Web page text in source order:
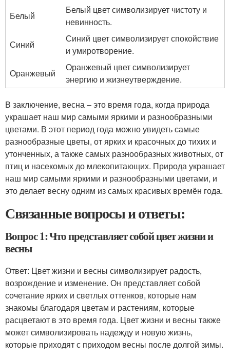
Белый
Белый цвет символизирует чистоту и
невинность.
Синий
Синий цвет символизирует спокойствие
и умиротворение.
Оранжевый
Оранжевый цвет символизирует
энергию и жизнеутверждение.
В заключение, весна – это время года, когда природа
украшает наш мир самыми яркими и разнообразными
цветами. В этот период года можно увидеть самые
разнообразные цветы, от ярких и красочных до тихих и
утонченных, а также самых разнообразных животных, от
птиц и насекомых до млекопитающих. Природа украшает
наш мир самыми яркими и разнообразными цветами, и
это делает весну одним из самых красивых времён года.
Связанные вопросы и ответы:
Вопрос 1: Что представляет собой цвет жизни и
весны
Ответ: Цвет жизни и весны символизирует радость,
возрождение и изменение. Он представляет собой
сочетание ярких и светлых оттенков, которые нам
знакомы благодаря цветам и растениям, которые
расцветают в это время года. Цвет жизни и весны также
может символизировать надежду и новую жизнь,
которые приходят с приходом весны после долгой зимы.